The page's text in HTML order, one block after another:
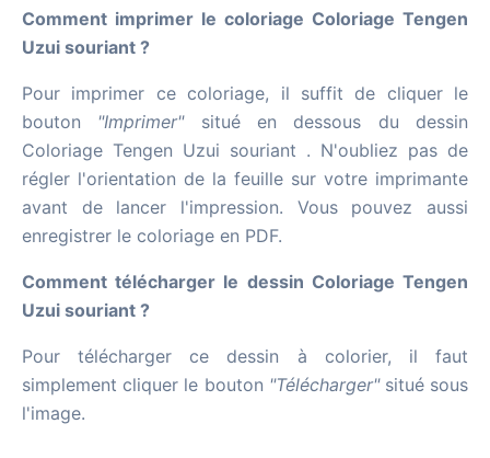
Comment imprimer le coloriage Coloriage Tengen
Uzui souriant ?
Pour imprimer ce coloriage, il suffit de cliquer le
bouton "Imprimer"situé en dessous du dessin
Coloriage Tengen Uzui souriant . N'oubliez pas de
régler l'orientation de la feuille sur votre imprimante
avant de lancer l'impression. Vous pouvez aussi
enregistrer le coloriage en PDF.
Comment télécharger le dessin Coloriage Tengen
Uzui souriant ?
Pour télécharger ce dessin à colorier, il faut
simplement cliquer le bouton "Télécharger"situé sous
l'image.